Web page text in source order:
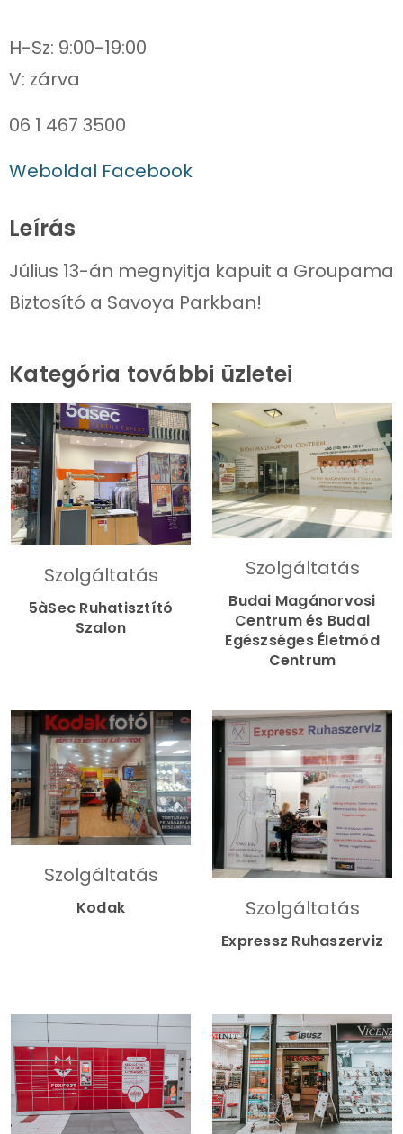
H-Sz: 9:00-19:00
06 1 467 3500
Weboldal Facebook
Leírás
Július 13-án megnyitja kapuit a Groupama
Biztosító a Savoya Parkban!
Kategória további üzletei
Szolgáltatás
5àSec Ruhatisztító
Szalon
Szolgáltatás
Budai Magánorvosi
Centrum és Budai
Egészséges Életmód
Centrum
Szolgáltatás
Kodak Szolgáltatás
Expressz Ruhaszerviz